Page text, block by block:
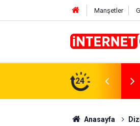
Manşetler
24
TL Yükseliyor: İşte Yeni Fiyatlar..
Anasayfa